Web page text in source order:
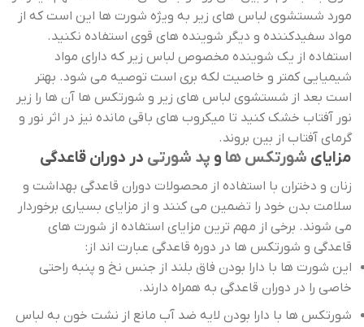
مورد شستشوی لباس های زیر به ویژه شورت ها این است که از
مواد سفیدکننده و دیگر شوینده های قوی استفاده نکنید.
استفاده از یک شوینده مخصوص لباس زیر که دارای مواد
شیمیایی کمتر و خاصیت لکه بری است توصیه می شود. بهتر
است بعد از شستشوی لباس های زیر و شورتکس ها آن ها را زیر
نور آفتاب خشک کنید تا میکروب های باقی مانده نیز در اثر نور و
گرمای آفتاب از بین بروند.
مزایای شورتکس ها و پد شورتی در دوران قاعدگی
زنان و دختران با استفاده از محصولات دوران قاعدگی بهداشت و
سلامت بدن خود را تضمین می کنند و از مزایای بسیاری برخوردار
می شوند. برخی از مهم ترین مزایای استفاده از شورت های
قاعدگی و شورتکس ها در دوره قاعدگی عبارت اند از:
این شورت ها با دارا بودن فاق بلند از جنس نخ و پنبه راحتی
خاصی را در دوران قاعدگی به همراه دارند.
شورتکس ها با دارا بودن لایه ضد آب مانع از نشت خون به لباس